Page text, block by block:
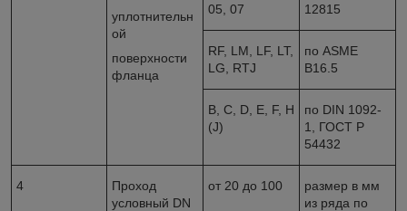
уплотнительн
ой
поверхности
фланца
05, 07
12815
RF, LM, LF, LT,
LG, RTJ
по ASME
B16.5
B C D, E F, H
(J)
по DIN 1092-
1
, ГОСТ Р
54432
4
Проход
условный DN
от 20 до 100
размер в мм
из ряда по